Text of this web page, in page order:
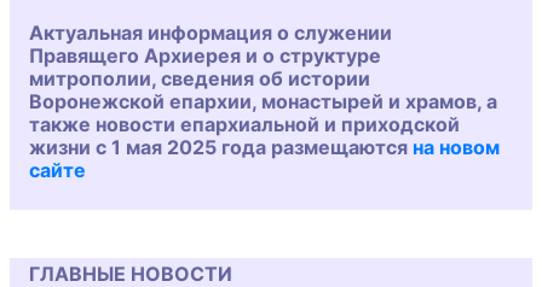
Актуальная информация о служении
Правящего Архиерея и о структуре
митрополии, сведения об истории
Воронежской епархии, монастырей и храмов, а
также новости епархиальной и приходской
жизни с 1 мая 2025 года размещаются на новом
сайте
ГЛАВНЫЕ НОВОСТИ